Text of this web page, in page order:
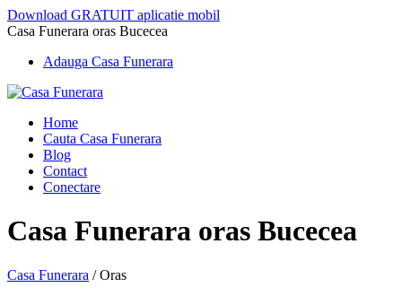
Download GRATUIT aplicatie mobil
Casa Funerara oras Bucecea
Adauga Casa Funerara
Home
Cauta Casa Funerara
Blog
Contact
Conectare
Casa Funerara oras Bucecea
Casa Funerara /Oras